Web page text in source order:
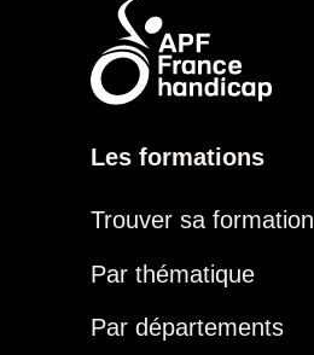
Les formations
Trouver sa formation
Par thématique
Par départements